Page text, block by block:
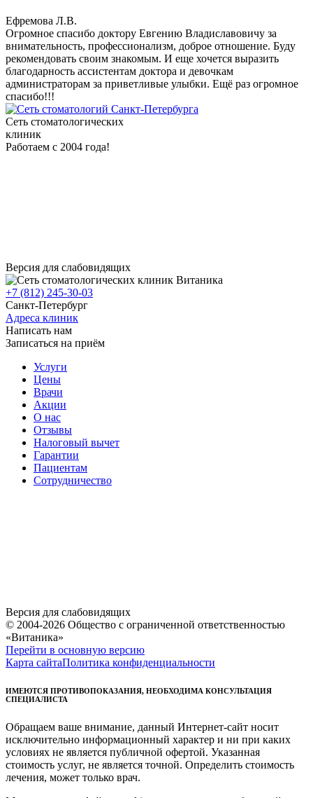
звонок
Ефремова Л.В.
Огромное спасибо доктору Евгению Владиславовичу за
внимательность, профессионализм, доброе отношение. Буду
рекомендовать своим знакомым. И еще хочется выразить
благодарность ассистентам доктора и девочкам
администраторам за приветливые улыбки. Ещё раз огромное
спасибо!!!
Сеть стоматологических
клиник
Работаем с 2004 года!
Версия для слабовидящих
+7 (812) 245-30-03
Санкт-Петербург
Адреса клиник
Написать нам
Записаться на приём
Услуги
Цены
Врачи
Акции
О нас
Отзывы
Налоговый вычет
Гарантии
Пациентам
Сотрудничество
Версия для слабовидящих
© 2004-2026 Общество с ограниченной ответственностью
«Витаника»
Перейти в основную версию
Карта сайтаПолитика конфиденциальности
ИМЕЮТСЯ ПРОТИВОПОКАЗАНИЯ, НЕОБХОДИМА КОНСУЛЬТАЦИЯ
СПЕЦИАЛИСТА
Обращаем ваше внимание, данный Интернет-сайт носит
исключительно информационный характер и ни при каких
условиях не является публичной офертой. Указанная
стоимость услуг, не является точной. Определить стоимость
лечения, может только врач.